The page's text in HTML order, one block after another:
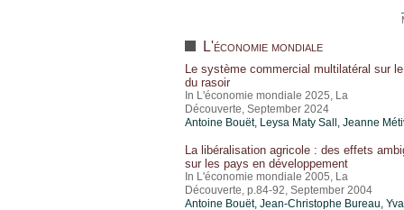
L'économie mondiale
Le système commercial multilatéral sur
du rasoir
In L'économie mondiale 2025, La
Découverte, September 2024
Antoine Bouët, Leysa Maty Sall, Jeanne
La libéralisation agricole : des effets
sur les pays en développement
In L'économie mondiale 2005, La
Découverte, p.84-92, September 2004
Antoine Bouët, Jean-Christophe Bureau,